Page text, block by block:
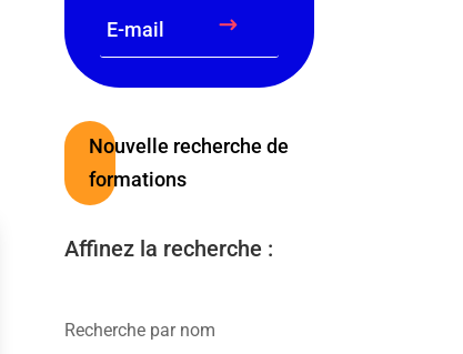
$
Nouvelle recherche de
formations
Affinez la recherche :
Recherche par nom